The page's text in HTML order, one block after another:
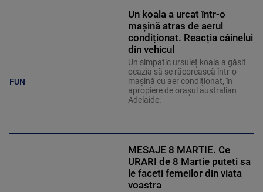
FUN
Un koala a urcat într-o
mașină atras de aerul
condiționat. Reacția câinelui
din vehicul
Un simpatic ursuleț koala a găsit
ocazia să se răcorească într-o
mașină cu aer condiționat, în
apropiere de orașul australian
Adelaide.
MESAJE 8 MARTIE. Ce
URARI de 8 Martie puteti sa
le faceti femeilor din viata
voastra